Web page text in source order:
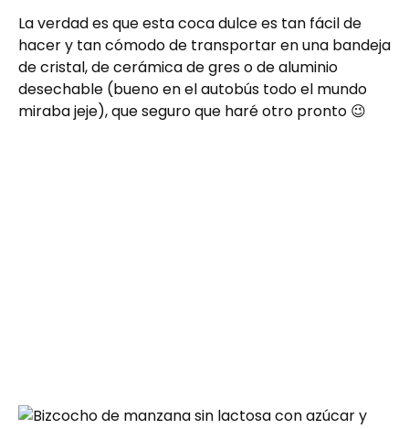
La verdad es que esta coca dulce es tan fácil de
hacer y tan cómodo de transportar en una bandeja
de cristal, de cerámica de gres o de aluminio
desechable (bueno en el autobús todo el mundo
miraba jeje), que seguro que haré otro pronto 😉